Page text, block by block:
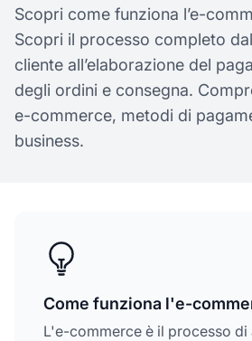
Scopri come funziona l’e-
Scopri il processo completo
cliente all’elaborazione del
degli ordini e consegna.
e-commerce, metodi di
business.
Come funziona l'e-
L'e-commerce è il processo di